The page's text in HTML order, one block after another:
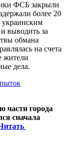
ФСБ закрыли
более 20
украинским
выводить за
обмана
на счета
жители
дела.
части города
сначала